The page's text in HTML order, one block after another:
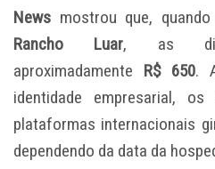
News mostrou que,
Rancho Luar, as
aproximadamente R$ 650.
identidade empresarial,
plataformas internacionais
dependendo da data da